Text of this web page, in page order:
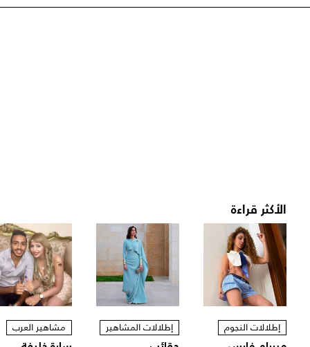
الأكثر قراءة
إطلالات النجوم إطلالات المشاهير مشاهير العرب